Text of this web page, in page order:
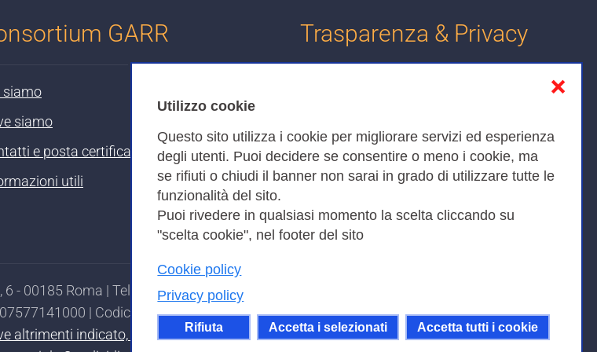
Utilizzo cookie
Questo sito utilizza i cookie per migliorare servizi ed esperienza
degli utenti. Puoi decidere se consentire o meno i cookie, ma
se rifiuti o chiudi il banner non sarai in grado di utilizzare tutte le
funzionalità del sito.
Puoi rivedere in qualsiasi momento la scelta cliccando su
"scelta cookie", nel footer del sito
Cookie policy
Privacy policy
Rifiuta Accetta i selezionati Accetta tutti i cookie
❌
GARR
siamo
siamo
e posta certificata
utili
Trasparenza & Privacy
Amministrazione trasparente
Bandi di Gara
- 00185 Roma | Tel. 0649622000 - Fax 0649622044
| Codice Destinatario 7EU9KEU |
altrimenti indicato, secondo i termini della licenza Creative Commons